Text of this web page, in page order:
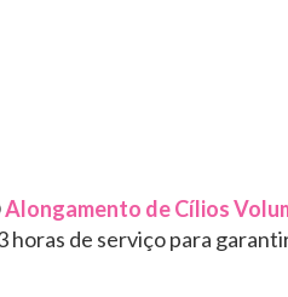
Alongamento de Cílios
horas de serviço para